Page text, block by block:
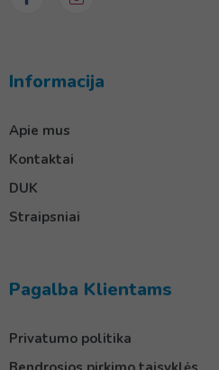
Informacija
Apie mus
Kontaktai
DUK
Straipsniai
Pagalba Klientams
Privatumo politika